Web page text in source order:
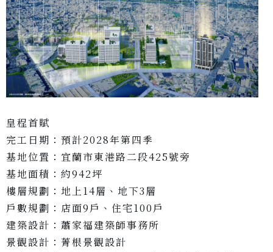
皇程首賦
完工日期：預計2028年第四季
基地位置：宜蘭市東港路二段425號旁
基地面積：約942坪
樓層規劃：地上14層、地下3層
戶數規劃：店面9戶、住宅100戶
建築設計：蕭家福建築師事務所
景觀設計：菁根景觀設計